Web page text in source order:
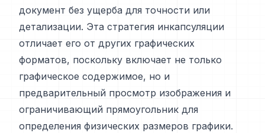
документ без ущерба для точности или
детализации. Эта стратегия инкапсуляции
отличает его от других графических
форматов, поскольку включает не только
графическое содержимое, но и
предварительный просмотр изображения и
ограничивающий прямоугольник для
определения физических размеров графики.